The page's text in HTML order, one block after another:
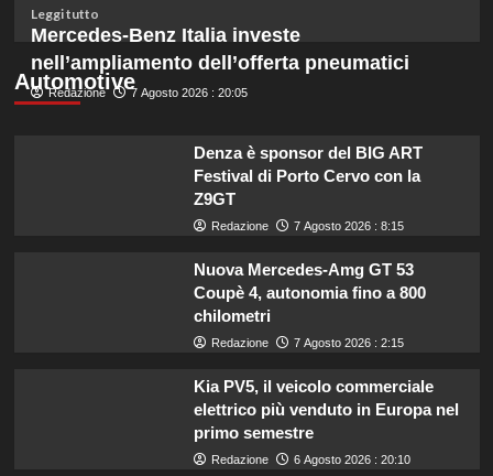
caldo
gli
esperti.
Leggi tuttoLeggi
di
più
su
Fondo
Automotive
Mercedes-Benz Italia investe
nell’ampliamento dell’offerta pneumatici
Redazione 7 Agosto 2026 : 20:05
Denza è sponsor del BIG ART
Festival di Porto Cervo con la
Z9GT
Redazione 7 Agosto 2026 : 8:15
Nuova Mercedes-Amg GT 53
Coupè 4, autonomia fino a 800
chilometri
Redazione 7 Agosto 2026 : 2:15
Kia PV5, il veicolo commerciale
elettrico più venduto in Europa nel
primo semestre
Redazione 6 Agosto 2026 : 20:10